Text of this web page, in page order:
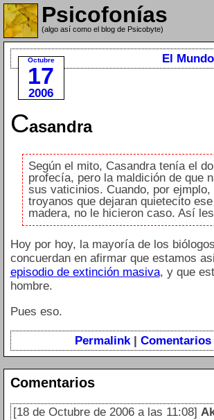
Psicofonías
(algo así como el blog de Psicobyte)
Octubre
17
2006
El
Casandra
Según el mito, Casandra tenía el
profecía, pero la maldición de que
sus vaticinios. Cuando, por
troyanos que dejaran quietecito
madera, no le hicieron caso. Así
Hoy por hoy, la mayoría de los
concuerdan en afirmar que estamos
episodio de extinción masiva, y que
hombre.
Pues eso.
Permalink | Comentarios
Comentarios
[18 de Octubre de 2006 a las 11:08]